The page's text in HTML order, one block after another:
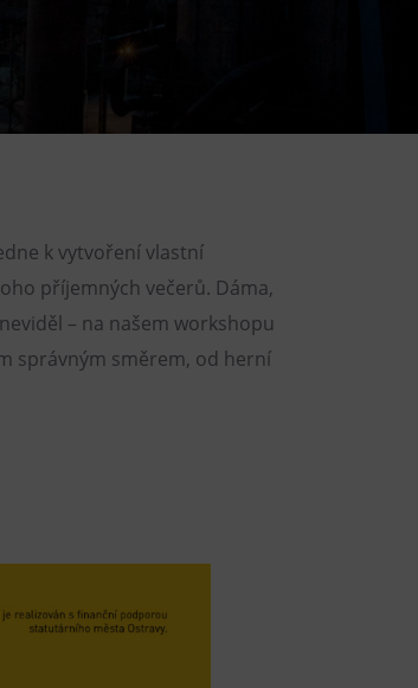
k vytvoření vlastní
příjemných večerů. Dáma,
– na našem workshopu
správným směrem, od herní